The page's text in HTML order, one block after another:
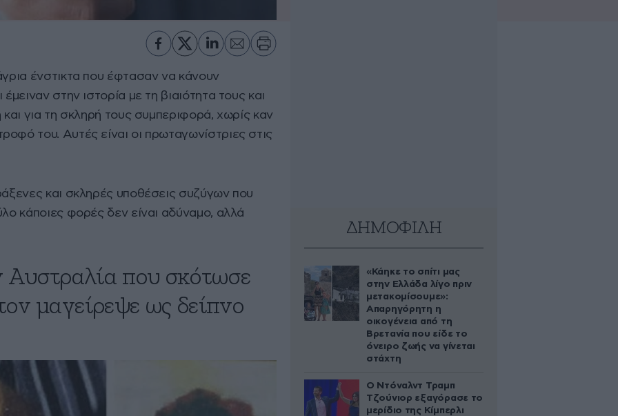
ένστικτα που έφτασαν να κάνουν
στην ιστορία με τη βιαιότητα τους και
και για τη σκληρή τους συμπεριφορά, χωρίς καν
του. Αυτές είναι οι πρωταγωνίστριες στις
και σκληρές υποθέσεις συζύγων που
κάποιες φορές δεν είναι αδύναμο, αλλά
που σκότωσε
μαγείρεψε ως δείπνο
ΔΗΜΟΦΙΛΗ
«Κάηκε το σπίτι μας
στην Ελλάδα λίγο πριν
μετακομίσουμε»:
Απαρηγόρητη η
οικογένεια από τη
Βρετανία που είδε το
όνειρο ζωής να γίνεται
στάχτη
Ο Ντόναλντ Τραμπ
Τζούνιορ εξαγόρασε το
μερίδιο της Κίμπερλι